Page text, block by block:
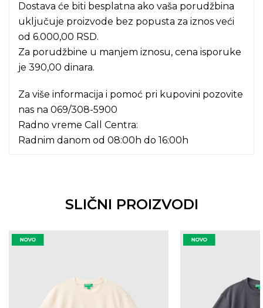
Dostava će biti besplatna ako vaša porudžbina
uključuje proizvode bez popusta za iznos veći
od 6.000,00 RSD.
Za porudžbine u manjem iznosu, cena isporuke
je 390,00 dinara.
Za više informacija i pomoć pri kupovini pozovite
nas na 069/308-5900
Radno vreme Call Centra:
Radnim danom od 08:00h do 16:00h
SLIČNI PROIZVODI